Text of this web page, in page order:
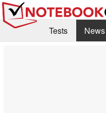
Tests News